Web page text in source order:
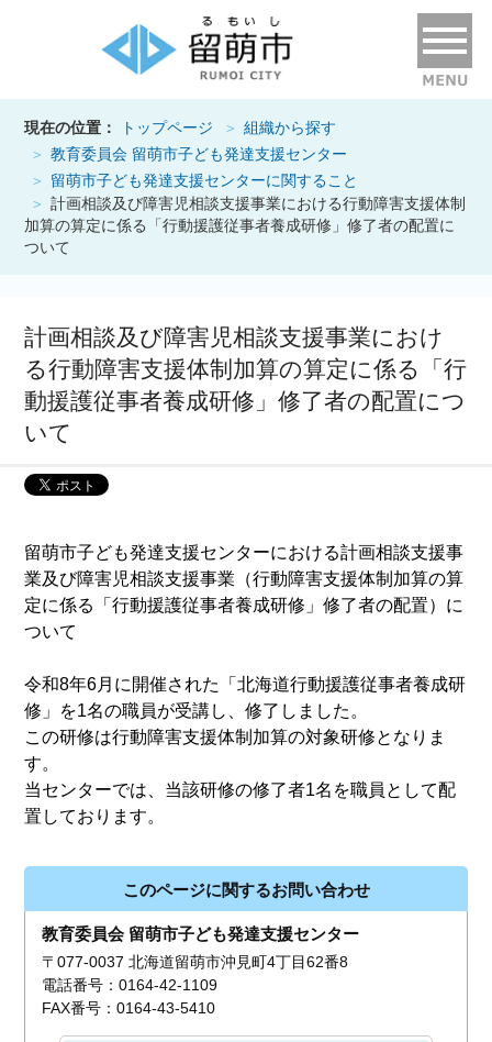
現在の位置： トップページ
組織から探す
教育委員会 留萌市子ども発達支援センター
留萌市子ども発達支援センターに関すること
計画相談及び障害児相談支援事業における行動障害支援体制
加算の算定に係る「行動援護従事者養成研修」修了者の配置に
ついて
計画相談及び障害児相談支援事業におけ
る行動障害支援体制加算の算定に係る「行
動援護従事者養成研修」修了者の配置につ
いて
留萌市子ども発達支援センターにおける計画相談支援事
業及び障害児相談支援事業（行動障害支援体制加算の算
定に係る「行動援護従事者養成研修」修了者の配置）に
ついて
令和8年6月に開催された「北海道行動援護従事者養成研
修」を1名の職員が受講し、修了しました。
この研修は行動障害支援体制加算の対象研修となりま
す。
当センターでは、当該研修の修了者1名を職員として配
置しております。
このページに関するお問い合わせ
教育委員会 留萌市子ども発達支援センター
〒077-0037 北海道留萌市沖見町4丁目62番8
電話番号：0164-42-1109
FAX番号：0164-43-5410